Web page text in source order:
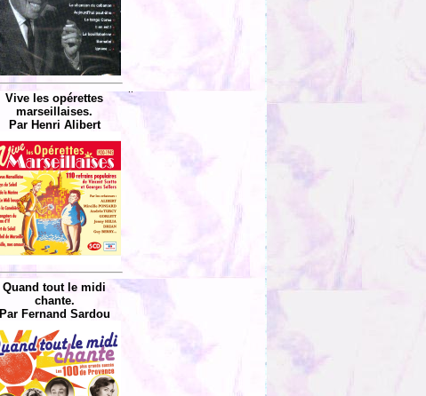
Vive les opérettes
marseillaises.
Par Henri Alibert
Quand tout le midi
chante.
Par Fernand Sardou